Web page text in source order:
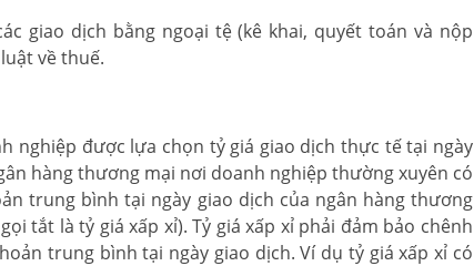
giao dịch bằng ngoại tệ (kê khai, quyết toán và nộp
về thuế.
nghiệp được lựa chọn tỷ giá giao dịch thực tế tại ngày
hàng thương mại nơi doanh nghiệp thường xuyên có
trung bình tại ngày giao dịch của ngân hàng thương
tắt là tỷ giá xấp xỉ). Tỷ giá xấp xỉ phải đảm bảo chênh
trung bình tại ngày giao dịch. Ví dụ tỷ giá xấp xỉ có